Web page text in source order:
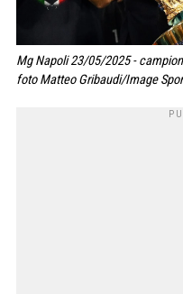
Mg Napoli 23/05/2025 -
foto Matteo Gribaudi/Image